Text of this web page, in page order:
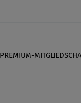
PREMIUM-